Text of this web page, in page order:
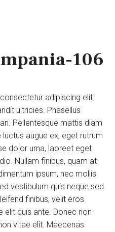
106
adipiscing elit.
ultricies. Phasellus
Pellentesque mattis diam
augue ex, eget rutrum
dolor urna, laoreet eget
Nullam finibus, quam at
ipsum, nec mollis
vestibulum quis neque sed
finibus, velit eros
elit quis ante. Donec non
vitae elit. Maecenas